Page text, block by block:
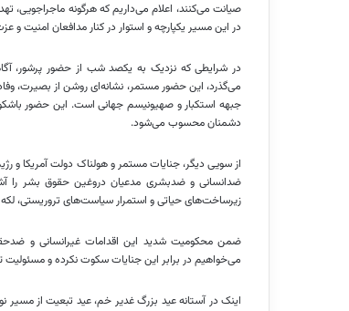
صیانت می‌کنند، اعلام می‌داریم که هرگونه ماجراجویی،
در این مسیر یکپارچه و استوار در کنار مدافعان امنیت و
در شرایطی که نزدیک به یکصد شب از حضور پرشور،
می‌گذرد، این حضور مستمر، نشانه‌ای روشن از بصیرت،
جبهه استکبار و صهیونیسم جهانی است. این حضور
دشمنان محسوب می‌شود.
از سویی دیگر، جنایات مستمر و هولناک دولت آمریکا و
ضدانسانی و ضدبشری مدعیان دروغین حقوق بشر را
زیرساخت‌های حیاتی و استمرار سیاست‌های تروریستی، لکه
ضمن محکومیت شدید این اقدامات غیرانسانی و
می‌خواهیم در برابر این جنایات سکوت نکرده و مسئولیت
اینک در آستانه عید بزرگ غدیر خم، عید تبعیت از